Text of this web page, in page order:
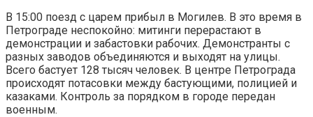
В 15:00 поезд с царем прибыл в Могилев. В это время в
Петрограде неспокойно: митинги перерастают в
демонстрации и забастовки рабочих. Демонстранты с
разных заводов объединяются и выходят на улицы.
Всего бастует 128 тысяч человек. В центре Петрограда
происходят потасовки между бастующими, полицией и
казаками. Контроль за порядком в городе передан
военным.